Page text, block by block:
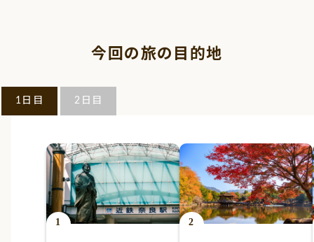
今回の旅の目的地
1日目 2日目
1 2